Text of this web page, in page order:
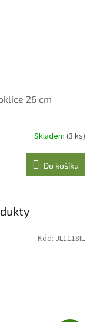
26 cm
Skladem (3 ks)
Do košíku
Kód: JL1118IL